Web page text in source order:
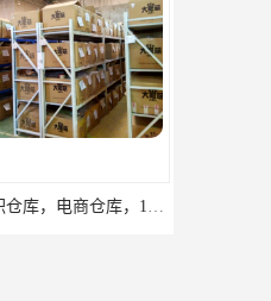
浦东新区小面积仓库，电商托管仓库